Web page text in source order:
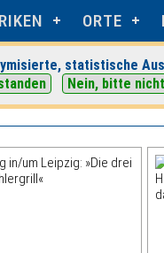
ORTE
statistische
Nein, bitte nicht